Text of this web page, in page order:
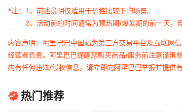
*注：
1、前述说明仅适用于价格比较下的场景。
2、活动前的时间通常为预热期/爆发期的前一天，
内容声明：阿里巴巴中国站为第三方交易平台及互联网
经营者负责。阿里巴巴提醒您购买商品/服务前注意谨慎
内有任何违法/侵权信息，请立即向阿里巴巴举报并提供有
热门推荐